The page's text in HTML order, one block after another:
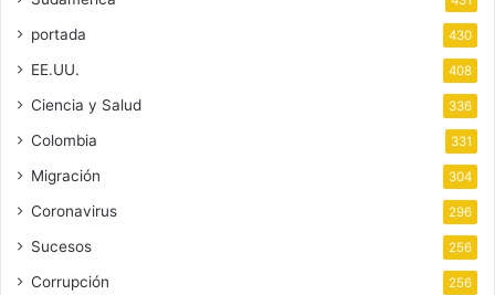
portada 430
EE.UU. 408
Ciencia y Salud 336
Colombia 331
Migración 304
Coronavirus 296
Sucesos 256
Corrupción 256